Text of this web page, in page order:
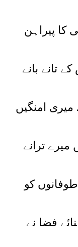
کا پیراہن
تانے بانے
میری امنگیں
میرے ترانے
کو
فضا نے